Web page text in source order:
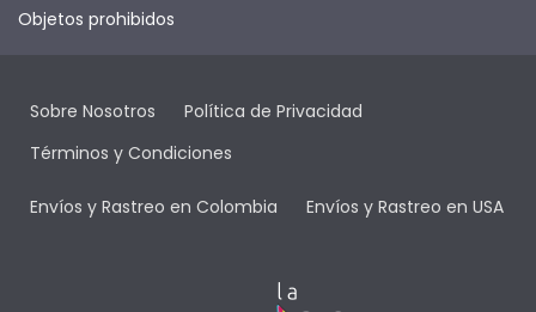
Objetos prohibidos
Sobre Nosotros
Política de Privacidad
Términos y Condiciones
Envíos y Rastreo en Colombia Envíos y Rastreo en USA